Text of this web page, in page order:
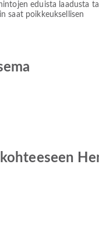
eduista laadusta
saat poikkeuksellisen